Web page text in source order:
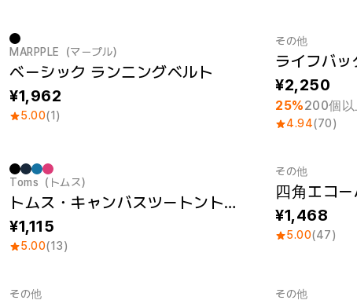
MARPPLE（マープル）
ベーシック ランニングベルト
1,962
5.00(1)
最小注文数量
その他
ライフバッ
2,250
25%200個以
4.94(70)
Sale
Toms（トムス）
トムス・キャンバスツートントート (M)
1,115
5.00(13)
Sale
その他
四角エコ
1,468
5.00(47)
その他 その他